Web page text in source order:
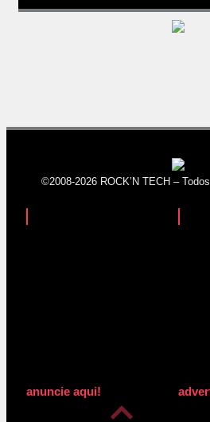
©2008-2026 ROCK’N TECH –
anuncie aqui!